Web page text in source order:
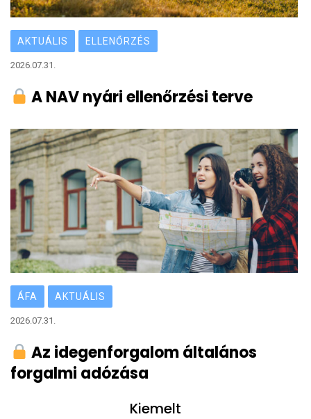
AKTUÁLIS ELLENŐRZÉS
2026.07.31.
A NAV nyári ellenőrzési terve
ÁFA AKTUÁLIS
2026.07.31.
Az idegenforgalom általános
forgalmi adózása
Kiemelt